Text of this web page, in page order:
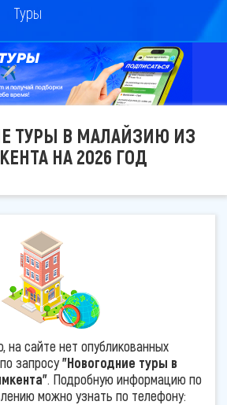
Туры
ТУРЫ В МАЛАЙЗИЮ ИЗ
НА 2026 ГОД
на сайте нет опубликованных
запросу"Новогодние туры в
. Подробную информацию по
можно узнать по телефону: